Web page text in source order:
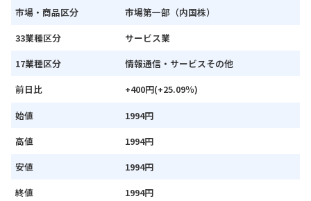
市場・商品区分
市場第一部（内国株）
33業種区分
サービス業
17業種区分
情報通信・サービスその他
前日比
+400円(+25.09％)
始値
1994円
高値
1994円
安値
1994円
終値
1994円